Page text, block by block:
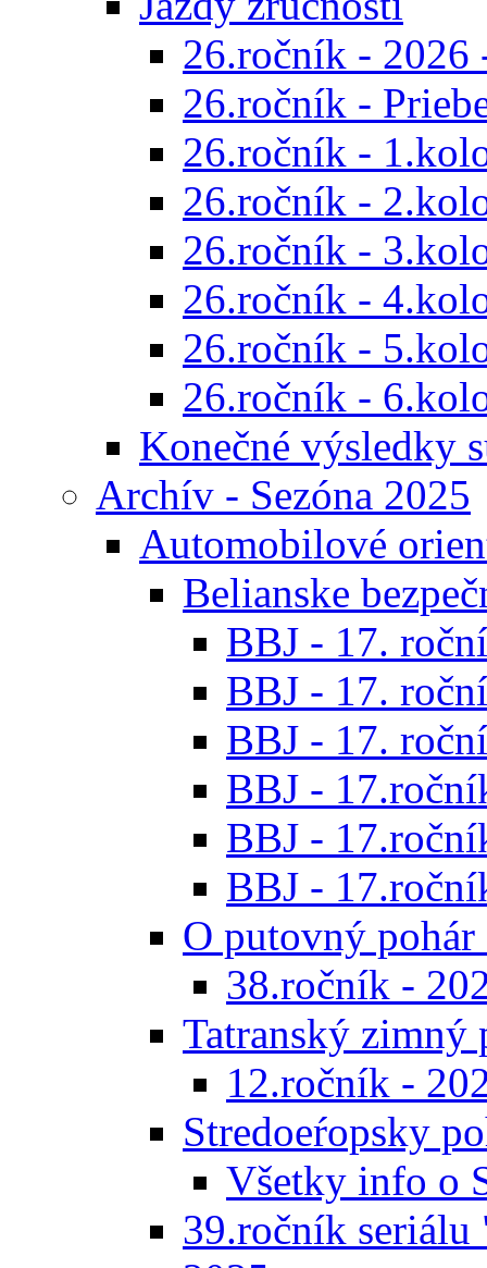
26.ročník - 2026
26.ročník -
26.ročník -
26.ročník -
26.ročník -
26.ročník -
26.ročník -
26.ročník -
Konečné výsledky
Archív - Sezóna 2025
Automobilové
Belianske
BBJ - 17.
BBJ - 17.
BBJ - 17.
BBJ -
BBJ -
BBJ -
O putovný
38.ročník -
Tatranský zimný
12.ročník -
Stredoeŕopsky
Všetky info o
39.ročník